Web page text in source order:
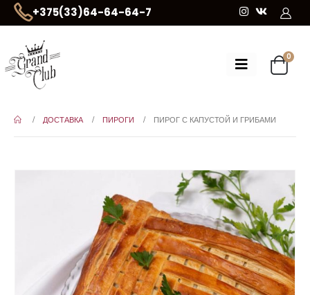
+375(33)64-64-64-7
0
ДОСТАВКА ПИРОГИ ПИРОГ С КАПУСТОЙ И ГРИБАМИ